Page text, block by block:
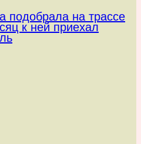
подобрала на трассе
к ней приехал